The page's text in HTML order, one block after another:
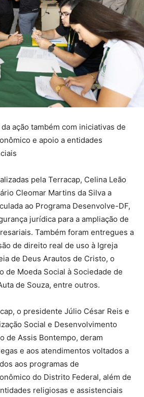
ação também com iniciativas de
e apoio a entidades
pela Terracap, Celina Leão
Cleomar Martins da Silva a
ao Programa Desenvolve-DF,
jurídica para a ampliação de
Também foram entregues a
de direito real de uso à Igreja
de Deus Arautos de Cristo, o
de Moeda Social à Sociedade de
de Souza, entre outros.
o presidente Júlio César Reis e
Social e Desenvolvimento
de Assis Bontempo, deram
e aos atendimentos voltados a
aos programas de
do Distrito Federal, além de
religiosas e assistenciais